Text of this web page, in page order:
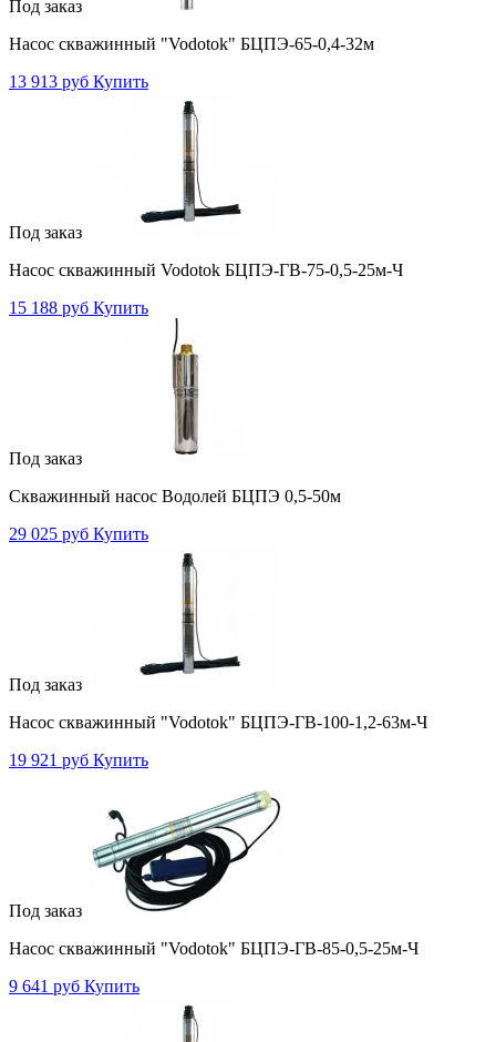
Под заказ
Насос скважинный "Vodotok" БЦПЭ-65-0,4-32м
13 913 руб Купить
Под заказ
Насос скважинный Vodotok БЦПЭ-ГВ-75-0,5-25м-Ч
15 188 руб Купить
Под заказ
Скважинный насос Водолей БЦПЭ 0,5-50м
29 025 руб Купить
Под заказ
Насос скважинный "Vodotok" БЦПЭ-ГВ-100-1,2-63м-Ч
19 921 руб Купить
Под заказ
Насос скважинный "Vodotok" БЦПЭ-ГВ-85-0,5-25м-Ч
9 641 руб Купить